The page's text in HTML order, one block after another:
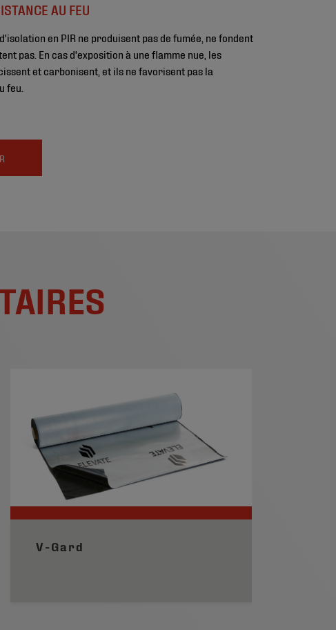
AU FEU
en PIR ne produisent pas de fumée, ne fondent
pas. En cas d'exposition à une flamme nue, les
et carbonisent, et ils ne favorisent pas la
feu.
V-Gard